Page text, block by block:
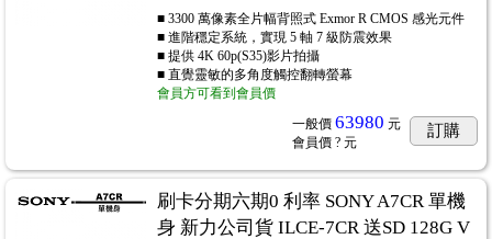
■ 3300 萬像素全片幅背照式 Exmor R CMOS 感光元件
■ 進階穩定系統，實現 5 軸 7 級防震效果
■ 提供 4K 60p(S35)影片拍攝
■ 直覺靈敏的多角度觸控翻轉螢幕
會員方可看到會員價
一般價 63980 元
會員價 ? 元
訂購
刷卡分期六期0 利率 SONY A7CR 單機
身 新力公司貨 ILCE-7CR 送SD 128G V